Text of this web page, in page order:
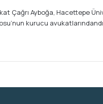
Çağrı Ayboğa, Hacettepe
kurucu
sit